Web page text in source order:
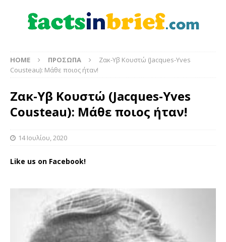
HOME ΠΡΟΣΩΠΑ
Ζακ-Υβ Κουστώ (Jacques-Yves
Cousteau): Μάθε ποιος ήταν!
Ζακ-Υβ Κουστώ (Jacques-Yves
Cousteau): Μάθε ποιος ήταν!
14 Ιουλίου, 2020
Like us on Facebook!